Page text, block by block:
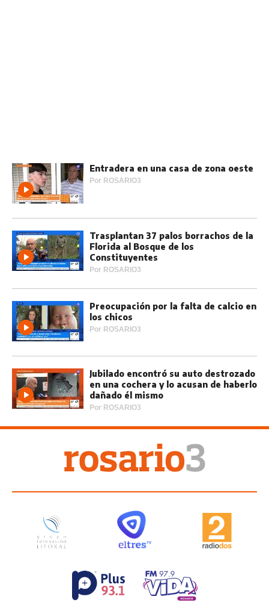
Entradera en una casa de zona oeste
Por ROSARIO3
Trasplantan 37 palos borrachos de la
Florida al Bosque de los
Constituyentes
Por ROSARIO3
Preocupación por la falta de calcio en
los chicos
Por ROSARIO3
Jubilado encontró su auto destrozado
en una cochera y lo acusan de haberlo
dañado él mismo
Por ROSARIO3